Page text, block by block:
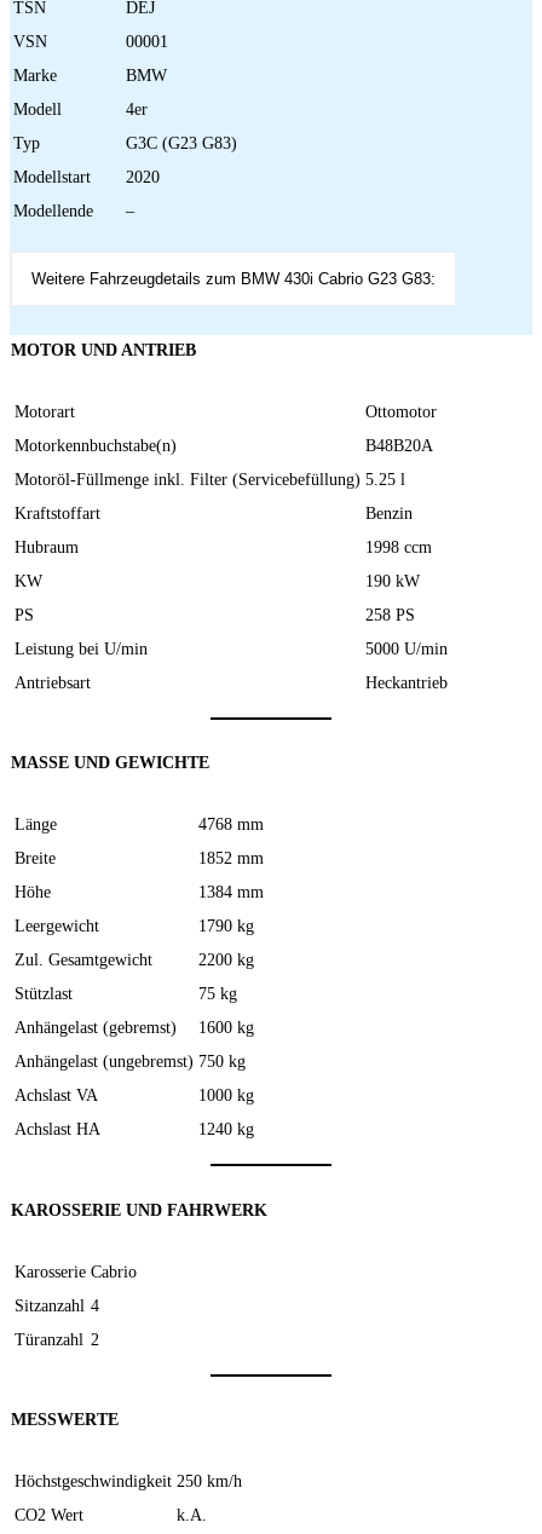
TSN
DEJ
VSN
00001
Marke
BMW
Modell
4er
Typ
G3C (G23 G83)
Modellstart
2020
Modellende
–
Weitere Fahrzeugdetails zum BMW 430i Cabrio G23 G83:
MOTOR UND ANTRIEB
Motorart
Ottomotor
Motorkennbuchstabe(n)
B48B20A
Motoröl-Füllmenge inkl. Filter (Servicebefüllung) 5.25 l
Kraftstoffart
Benzin
Hubraum
1998 ccm
KW
190 kW
PS
258 PS
Leistung bei U/min
5000 U/min
Antriebsart
Heckantrieb
MASSE UND GEWICHTE
Länge
4768 mm
Breite
1852 mm
Höhe
1384 mm
Leergewicht
1790 kg
Zul. Gesamtgewicht
2200 kg
Stützlast
75 kg
Anhängelast (gebremst)
1600 kg
Anhängelast (ungebremst) 750 kg
Achslast VA
1000 kg
Achslast HA
1240 kg
KAROSSERIE UND FAHRWERK
Karosserie Cabrio
Sitzanzahl 4
Türanzahl 2
MESSWERTE
Höchstgeschwindigkeit 250 km/h
CO2 Wert
k.A.